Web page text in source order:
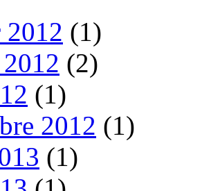
(1)
(2)
(1)
2012 (1)
(1)